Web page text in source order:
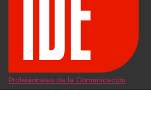
Profesionales de la Comunicación